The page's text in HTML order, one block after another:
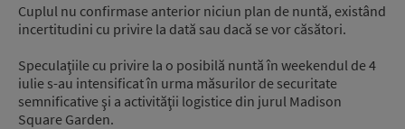
Cuplul nu confirmase anterior niciun plan de nuntă, existând
incertitudini cu privire la dată sau dacă se vor căsători.
Speculaţiile cu privire la o posibilă nuntă în weekendul de 4
iulie s-au intensificat în urma măsurilor de securitate
semnificative şi a activităţii logistice din jurul Madison
Square Garden.